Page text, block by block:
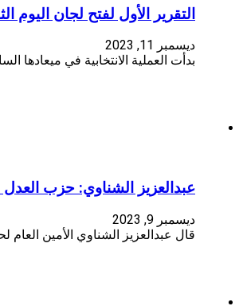
التقرير الأول لفتح لجان
ديسمبر 11, 2023
بدأت العملية الانتخابية في ميعادها
عبدالعزيز الشناوي: حزب العدل
ديسمبر 9, 2023
قال عبدالعزيز الشناوي الأمين